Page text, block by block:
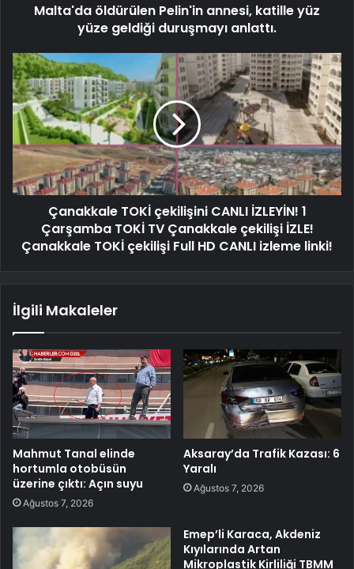
Malta'da öldürülen Pelin'in annesi, katille yüz
yüze geldiği duruşmayı anlattı.
Çanakkale TOKİ çekilişini CANLI İZLEYİN! 1
Çarşamba TOKİ TV Çanakkale çekilişi İZLE!
Çanakkale TOKİ çekilişi Full HD CANLI izleme linki!
İlgili Makaleler
Mahmut Tanal elinde
hortumla otobüsün
üzerine çıktı: Açın suyu
Ağustos 7, 2026
Aksaray’da Trafik Kazası: 6
Yaralı
Ağustos 7, 2026
Emep’li Karaca, Akdeniz
Kıyılarında Artan
Mikroplastik Kirliliği TBMM